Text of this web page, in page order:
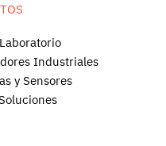
Industriales
y Sensores